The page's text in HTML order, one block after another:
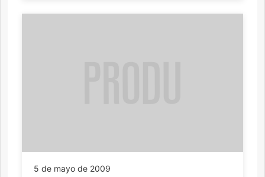
5 de mayo de 2009